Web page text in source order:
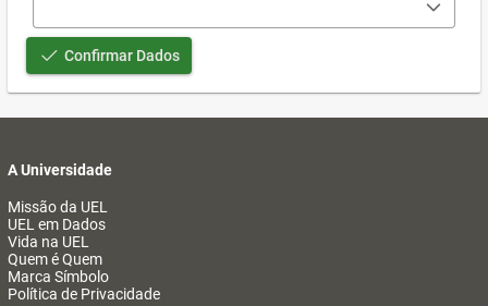
Confirmar Dados
A Universidade
Missão da UEL
UEL em Dados
Vida na UEL
Quem é Quem
Marca Símbolo
Política de Privacidade